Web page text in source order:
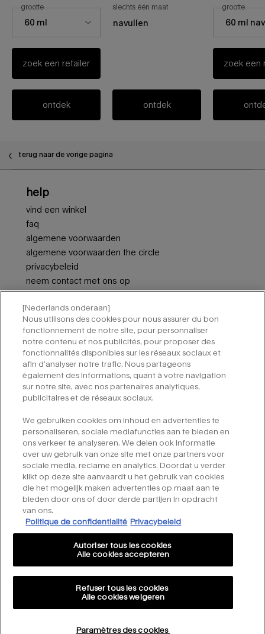
Select a size for alien goddess eau de parfum
60 ml
selecteer een
groottevoor alien goddess eau de parfum
zoek een retailer
ontdek
slechts één maat voor angel nova eau de
navullen
ontdek
Select a size
60 ml
selecteer
groottevoor
zoek een
terug naar de vorige pagina
help
vind een winkel
faq
algemene voorwaarden
algemene voorwaarden the circle
privacybeleid
neem contact met ons op
cookie-instellingen
aanmelden voor nieuwsbrieven van mugler
vereiste velden zijn gemarkeerd met een sterretje (*).
e-mailadres*
*
indienen
int
[Nederlands onderaan]
Nous utilisons des cookies pour nous assurer du bon
fonctionnement de notre site, pour personnaliser
notre contenu et nos publicités, pour proposer des
fonctionnalités disponibles sur les réseaux sociaux et
afin d’analyser notre trafic. Nous partageons
également des informations, quant à votre navigation
sur notre site, avec nos partenaires analytiques,
publicitaires et de réseaux sociaux.
We gebruiken cookies om inhoud en advertenties te
personaliseren, sociale mediafuncties aan te bieden en
ons verkeer te analyseren. We delen ook informatie
over uw gebruik van onze site met onze partners voor
sociale media, reclame en analytics. Doordat u verder
klikt op deze site aanvaardt u het gebruik van cookies
die het mogelijk maken advertenties op maat aan te
bieden door ons of door derde partijen in opdracht
van ons.
Politique de confidentialité Privacybeleid
Paramètres des cookies
Refuser tous les cookies
Alle cookies weigeren
Autoriser tous les cookies
Alle cookies accepteren